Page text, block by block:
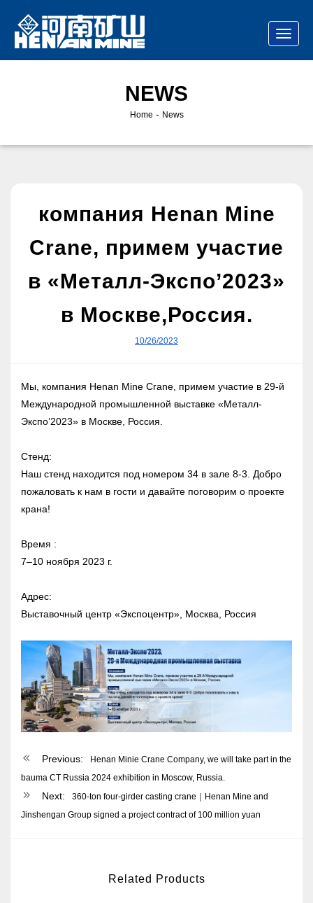
NEWS
Home - News
компания Henan Mine
Crane, примем участие
в «Металл-Экспо’2023»
в Москве,Россия.
10/26/2023
Мы, компания Henan Mine Crane, примем участие в 29-й
Международной промышленной выставке «Металл-
Экспо’2023» в Москве, Россия.
Стенд:
Наш стенд находится под номером 34 в зале 8-3. Добро
пожаловать к нам в гости и давайте поговорим о проекте
крана!
Время :
7–10 ноября 2023 г.
Адрес:
Выставочный центр «Экспоцентр», Москва, Россия
Previous:
Henan Minie Crane Company, we will take part in the
bauma CT Russia 2024 exhibition in Moscow, Russia.
Next:
360-ton four-girder casting crane｜Henan Mine and
Jinshengan Group signed a project contract of 100 million yuan
Related Products